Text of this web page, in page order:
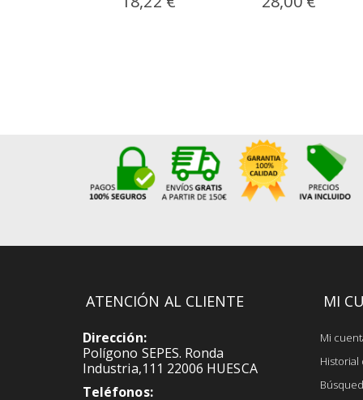
ATENCIÓN AL CLIENTE
Dirección:
Polígono SEPES. Ronda
Industria,111 22006 HUESCA
Teléfonos:
MI
Mi